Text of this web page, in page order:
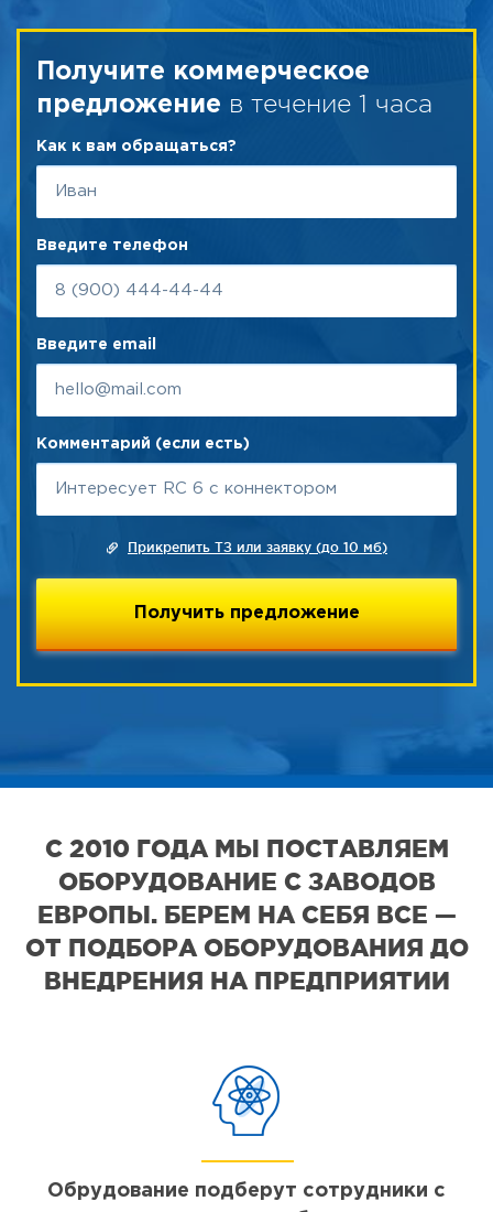
Получите коммерческое
предложение в течение 1 часа
Как к вам обращаться?
Введите телефон
Введите email
Комментарий (если есть)
Прикрепить ТЗ или заявку (до 10 мб)
С 2010 ГОДА МЫ ПОСТАВЛЯЕМ
ОБОРУДОВАНИЕ С ЗАВОДОВ
ЕВРОПЫ. БЕРЕМ НА СЕБЯ ВСЕ —
ОТ ПОДБОРА ОБОРУДОВАНИЯ ДО
ВНЕДРЕНИЯ НА ПРЕДПРИЯТИИ
Обрудование подберут сотрудники с